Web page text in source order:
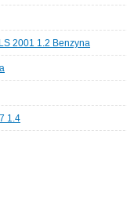
2001 1.2 Benzyna
1.4